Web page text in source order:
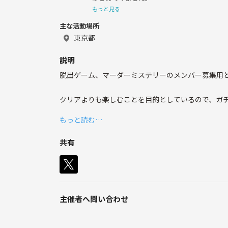
もっと見る
主な活動場所
東京都
説明
脱出ゲーム、マーダーミステリーのメンバー募集用
クリアよりも楽しむことを目的としているので、ガ
もっと読む…
共有
主催者へ問い合わせ